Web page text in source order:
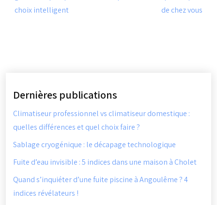
choix intelligent
de chez vous
Dernières publications
Climatiseur professionnel vs climatiseur domestique :
quelles différences et quel choix faire ?
Sablage cryogénique : le décapage technologique
Fuite d’eau invisible : 5 indices dans une maison à Cholet
Quand s’inquiéter d’une fuite piscine à Angoulême ? 4
indices révélateurs !